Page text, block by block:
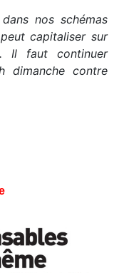
nos schémas
capitaliser sur
Il faut continuer
dimanche contre